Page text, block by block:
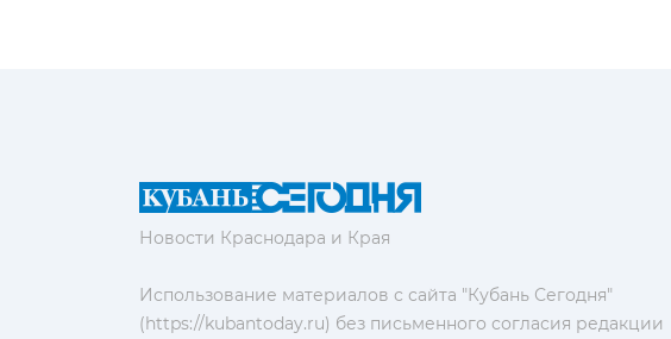
Новости Краснодара и Края
Использование материалов с сайта "Кубань Сегодня"
(https://kubantoday.ru) без письменного согласия редакции